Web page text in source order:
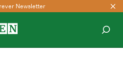
Newsletter